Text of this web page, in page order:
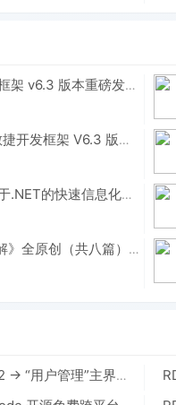
国思 RDIF 低代码快速开发框架 v6.3 版本重磅发布！性能与体验双飞跃
RDIFramework.NET CS 敏捷开发框架 V6.3 版本重磅发布！.NET8+Framework双引擎，性能升级全维度进化
RDIFramework.NET — 基于.NET的快速信息化系统开发框架 — 系列目录
《ORACLE PL/SQL编程详解》全原创（共八篇）--系列文章导航
.NET快速信息化系统开发框架 V3.2 -> “用户管理”主界面使用多表头展示、增加打印功能